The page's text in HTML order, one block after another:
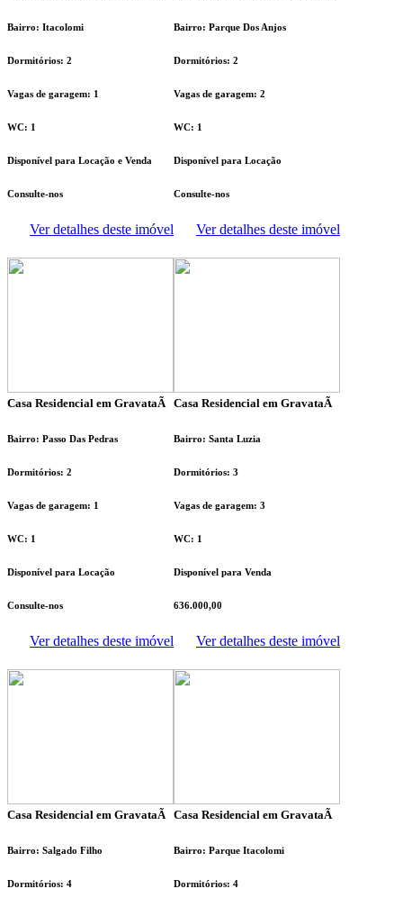
Bairro: Itacolomi
Dormitórios: 2
Vagas de garagem: 1
WC: 1
Disponível para Locação e Venda
Consulte-nos
Ver detalhes deste imóvel
Bairro: Parque Dos Anjos
Dormitórios: 2
Vagas de garagem: 2
WC: 1
Disponível para Locação
Consulte-nos
Ver detalhes deste imóvel
Casa Residencial em GravataÃ­
Bairro: Passo Das Pedras
Dormitórios: 2
Vagas de garagem: 1
WC: 1
Disponível para Locação
Consulte-nos
Ver detalhes deste imóvel
Casa Residencial em GravataÃ­
Bairro: Santa Luzia
Dormitórios: 3
Vagas de garagem: 3
WC: 1
Disponível para Venda
636.000,00
Ver detalhes deste imóvel
Casa Residencial em GravataÃ­
Bairro: Salgado Filho
Dormitórios: 4
Casa Residencial em GravataÃ­
Bairro: Parque Itacolomi
Dormitórios: 4